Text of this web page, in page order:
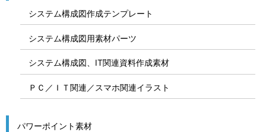
システム構成図作成テンプレート
システム構成図用素材パーツ
システム構成図、IT関連資料作成素材
ＰＣ／ＩＴ関連／スマホ関連イラスト
パワーポイント素材